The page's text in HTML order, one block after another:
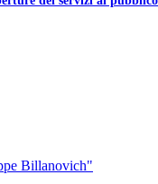
Billanovich"